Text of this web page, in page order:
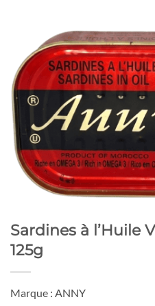
Sardines à l’Huile
125g
Marque : ANNY